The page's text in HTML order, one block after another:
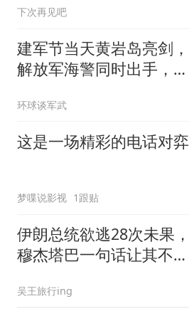
下次再见吧
建军节当天黄岩岛亮剑，
解放军海警同时出手，菲
环球谈军武
这是一场精彩的电话对弈
梦喋说影视 1跟贴
伊朗总统欲逃28次未果，
穆杰塔巴一句话让其不敢
吴王旅行ing